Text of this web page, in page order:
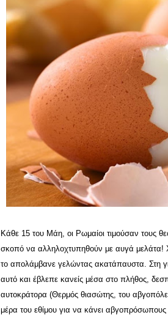
Κάθε 15 του Μάη, οι Ρωμαίοι τιμούσαν τους
σκοπό να αλληλοχτυπηθούν με αυγά μελάτα!
το απολάμβανε γελώντας ακατάπαυστα. Στη
αυτό και έβλεπε κανείς μέσα στο πλήθος,
αυτοκράτορα (Θερμός θιασώτης, του
μέρα του εθίμου για να κάνει αβγοπρόσωπους